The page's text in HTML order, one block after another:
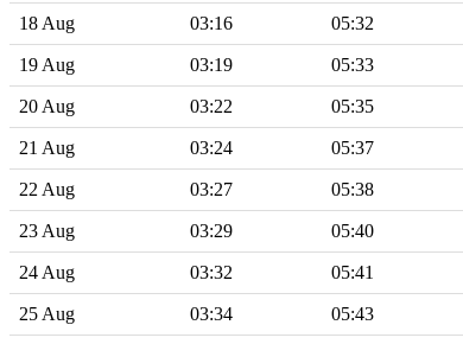
18 Aug 03:16 05:32
19 Aug 03:19 05:33
20 Aug 03:22 05:35
21 Aug 03:24 05:37
22 Aug 03:27 05:38
23 Aug 03:29 05:40
24 Aug 03:32 05:41
25 Aug 03:34 05:43